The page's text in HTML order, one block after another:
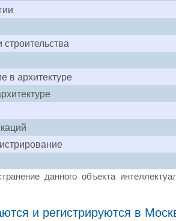
в архитектуре
данного объекта
и регистрируются в